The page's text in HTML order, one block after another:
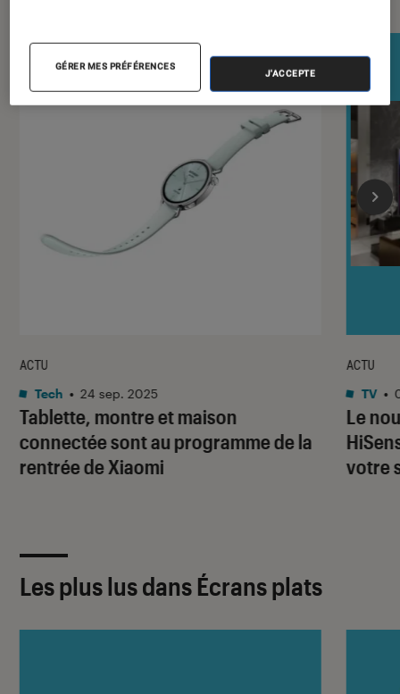
Tablette, montre et maison
connectée sont au programme de la
rentrée de Xiaomi
ACTU
Tech • 24 sep. 2025
Le
votre
ACTU
TV •
Les plus lus dans Écrans plats
GÉRER MES PRÉFÉRENCES
J'ACCEPTE